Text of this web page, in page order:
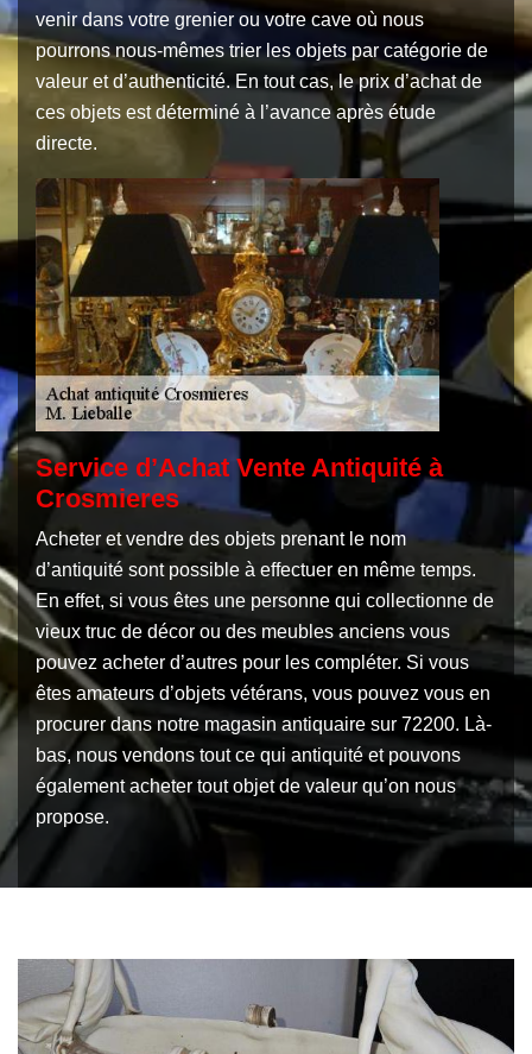
venir dans votre grenier ou votre cave où nous
pourrons nous-mêmes trier les objets par catégorie de
valeur et d’authenticité. En tout cas, le prix d’achat de
ces objets est déterminé à l’avance après étude
directe.
Service d’Achat Vente Antiquité à
Crosmieres
Acheter et vendre des objets prenant le nom
d’antiquité sont possible à effectuer en même temps.
En effet, si vous êtes une personne qui collectionne de
vieux truc de décor ou des meubles anciens vous
pouvez acheter d’autres pour les compléter. Si vous
êtes amateurs d’objets vétérans, vous pouvez vous en
procurer dans notre magasin antiquaire sur 72200. Là-
bas, nous vendons tout ce qui antiquité et pouvons
également acheter tout objet de valeur qu’on nous
propose.